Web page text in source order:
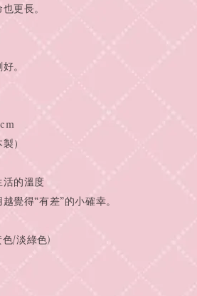
更長。
。
）
的溫度
覺得“有差”的小確幸。
/淡綠色)